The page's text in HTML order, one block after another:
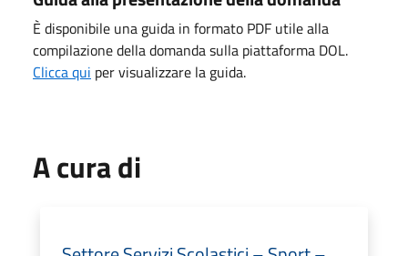
È disponibile una guida in formato PDF utile alla
compilazione della domanda sulla piattaforma DOL.
Clicca qui per visualizzare la guida.
A cura di